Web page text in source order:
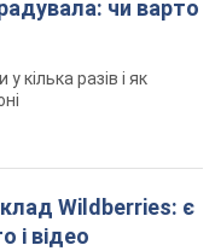
чи варто
кілька разів і як
Wildberries: є
і відео